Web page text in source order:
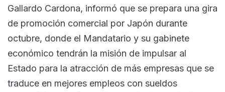
Gallardo Cardona, informó que se prepara una gira
de promoción comercial por Japón durante
octubre, donde el Mandatario y su gabinete
económico tendrán la misión de impulsar al
Estado para la atracción de más empresas que se
traduce en mejores empleos con sueldos